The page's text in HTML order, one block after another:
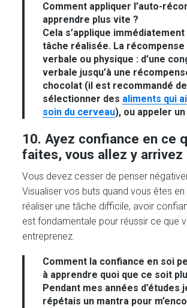
Comment appliquer l’auto-
apprendre plus vite ?
Cela s’applique
tâche réalisée. La
verbale ou physique : d’une
verbale jusqu’à une
chocolat (il est recommandé de
sélectionner des aliments qui
soin du cerveau), ou appeler
10. Ayez confiance en ce
faites, vous allez y arrivez
Vous devez cesser de penser
Visualiser vos buts quand vous êtes en
réaliser une tâche difficile, avoir
est fondamentale pour réussir ce que
entreprenez.
Comment la confiance en soi
à apprendre quoi que ce soit
Pendant mes années d’études
répétais un mantra pour